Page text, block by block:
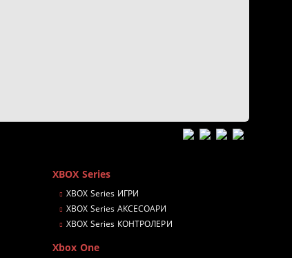
XBOX Series
XBOX Series ИГРИ
XBOX Series АКСЕСОАРИ
XBOX Series КОНТРОЛЕРИ
Xbox One